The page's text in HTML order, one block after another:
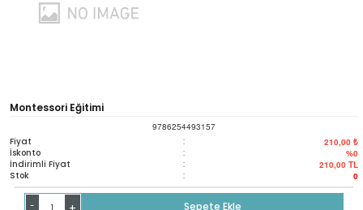
Montessori Eğitimi
9786254493157
Fiyat : 210,00 ₺
İskonto : %0
İndirimli Fiyat : 210,00 TL
Stok : 0
-
Sepete Ekle